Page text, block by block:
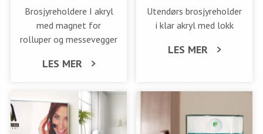
Brosjyreholdere I akryl
med magnet for
rolluper og messevegger
LES MER
Utendørs brosjyreholder
i klar akryl med lokk
LES MER